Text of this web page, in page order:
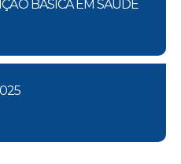
BÁSICA EM SAÚDE